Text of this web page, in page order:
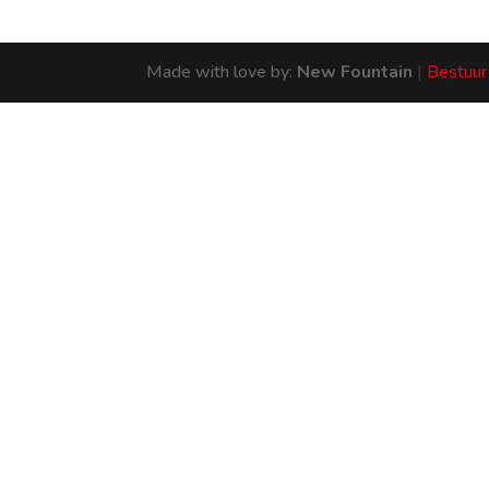
Made with love by: New Fountain |